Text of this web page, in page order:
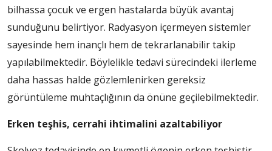
bilhassa çocuk ve ergen hastalarda büyük avantaj
sunduğunu belirtiyor. Radyasyon içermeyen sistemler
sayesinde hem inançlı hem de tekrarlanabilir takip
yapılabilmektedir. Böylelikle tedavi sürecindeki ilerleme
daha hassas halde gözlemlenirken gereksiz
görüntüleme muhtaçlığının da önüne geçilebilmektedir.
Erken teşhis, cerrahi ihtimalini azaltabiliyor